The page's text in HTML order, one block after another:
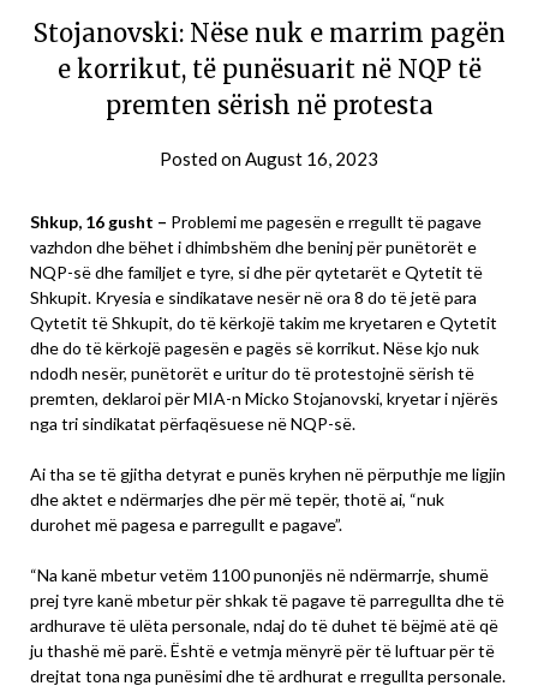
Stojanovski: Nëse nuk e marrim pagën
e korrikut, të punësuarit në NQP të
premten sërish në protesta
Posted onAugust 16, 2023
Shkup, 16 gusht – Problemi me pagesën e rregullt të pagave
vazhdon dhe bëhet i dhimbshëm dhe beninj për punëtorët e
NQP-së dhe familjet e tyre, si dhe për qytetarët e Qytetit të
Shkupit. Kryesia e sindikatave nesër në ora 8 do të jetë para
Qytetit të Shkupit, do të kërkojë takim me kryetaren e Qytetit
dhe do të kërkojë pagesën e pagës së korrikut. Nëse kjo nuk
ndodh nesër, punëtorët e uritur do të protestojnë sërish të
premten, deklaroi për MIA-n Micko Stojanovski, kryetar i njërës
nga tri sindikatat përfaqësuese në NQP-së.
Ai tha se të gjitha detyrat e punës kryhen në përputhje me ligjin
dhe aktet e ndërmarjes dhe për më tepër, thotë ai, “nuk
durohet më pagesa e parregullt e pagave”.
“Na kanë mbetur vetëm 1100 punonjës në ndërmarrje, shumë
prej tyre kanë mbetur për shkak të pagave të parregullta dhe të
ardhurave të ulëta personale, ndaj do të duhet të bëjmë atë që
ju thashë më parë. Është e vetmja mënyrë për të luftuar për të
drejtat tona nga punësimi dhe të ardhurat e rregullta personale.